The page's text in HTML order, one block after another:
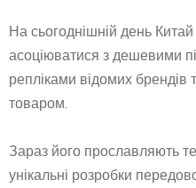
На сьогоднішній день
асоціюватися з дешевими
репліками відомих
товаром.
Зараз його прославляють
унікальні розробки